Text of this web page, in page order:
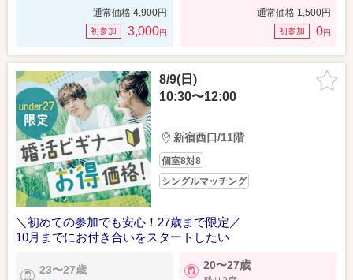
通常価格 4,900円
初参加 3,000円
通常価格 1,500円
初参加 0円
8/9(日)
10:30〜12:00
新宿西口/11階
個室8対8
シングルマッチング
＼初めての参加でも安心！27歳まで限定／
10月までにお付き合いをスタートしたい
23〜27歳 20〜27歳